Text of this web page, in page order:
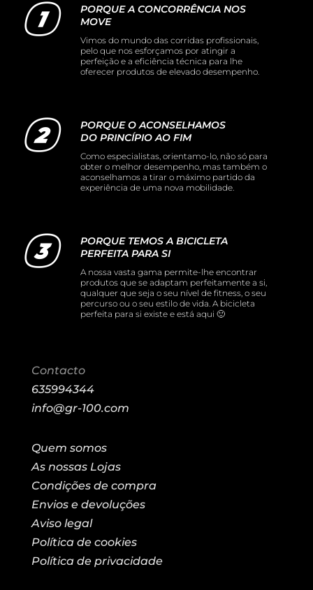
PORQUE A CONCORRÊNCIA NOS
MOVE
Vimos do mundo das corridas profissionais,
pelo que nos esforçamos por atingir a
perfeição e a eficiência técnica para lhe
oferecer produtos de elevado desempenho.
PORQUE O ACONSELHAMOS
DO PRINCÍPIO AO FIM
Como especialistas, orientamo-lo, não só para
obter o melhor desempenho, mas também o
aconselhamos a tirar o máximo partido da
experiência de uma nova mobilidade.
PORQUE TEMOS A BICICLETA
PERFEITA PARA SI
A nossa vasta gama permite-lhe encontrar
produtos que se adaptam perfeitamente a si,
qualquer que seja o seu nível de fitness, o seu
percurso ou o seu estilo de vida. A bicicleta
perfeita para si existe e está aqui 🙂
Contacto
635994344
info@gr-100.com
Quem somos
As nossas Lojas
Condições de compra
Envios e devoluções
Aviso legal
Política de cookies
Política de privacidade